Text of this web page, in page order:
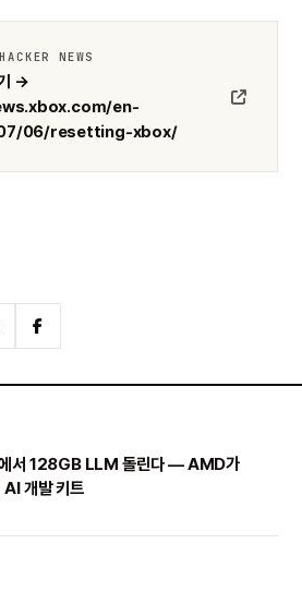
NEWS
→
en-
06/resetting-xbox/
에서 128GB LLM 돌린다 — AMD가
개발 키트